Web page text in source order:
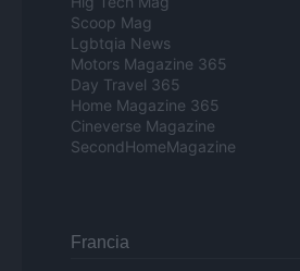
Scoop Mag
Lgbtqia News
Motors Magazine 365
Day Travel 365
Home Magazine 365
Cineverse Magazine
SecondHomeMagazine
Francia